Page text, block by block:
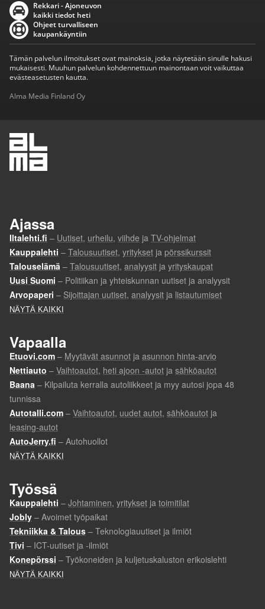
Rekkari - Ajoneuvon
kaikki tiedot heti
Ohjeet turvalliseen
kaupankäyntiin
Tämän palvelun ilmoitukset ovat mainoksia, jotka näytetään sinulle hakusi
mukaisesti. Muuhun palvelun kohdennettuun mainontaan voit vaikuttaa
evästeasetusten kautta.
Alma Media Finland Oy